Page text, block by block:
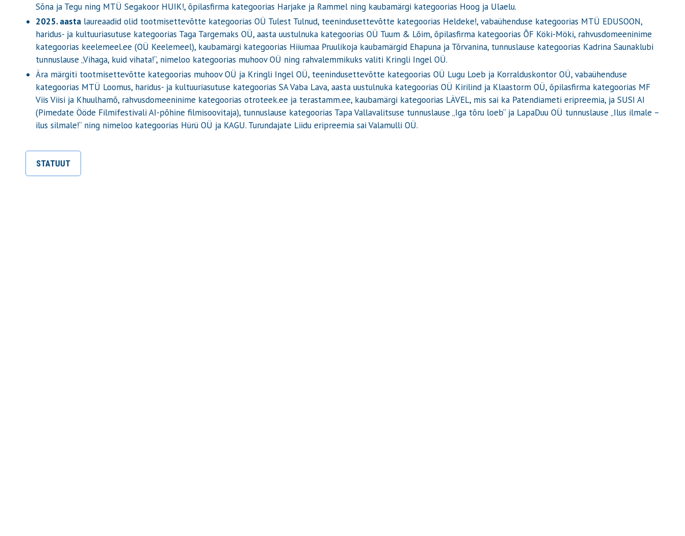
Sõna ja Tegu ning MTÜ Segakoor HUIK!, õpilasfirma kategoorias Harjake ja Rammel ning kaubamärgi kategoorias Hoog ja Ulaelu.
2025. aasta laureaadid olid tootmisettevõtte kategoorias OÜ Tulest Tulnud, teenindusettevõtte kategoorias Heldeke!, vabaühenduse kategoorias MTÜ EDUSOON,
haridus- ja kultuuriasutuse kategoorias Taga Targemaks OÜ, aasta uustulnuka kategoorias OÜ Tuum & Lõim, õpilasfirma kategoorias ÕF Köki-Möki, rahvusdomeeninime
kategoorias keelemeel.ee (OÜ Keelemeel), kaubamärgi kategoorias Hiiumaa Pruulikoja kaubamärgid Ehapuna ja Tõrvanina, tunnuslause kategoorias Kadrina Saunaklubi
tunnuslause „Vihaga, kuid vihata!“, nimeloo kategoorias muhoov OÜ ning rahvalemmikuks valiti Kringli Ingel OÜ.
Ära märgiti tootmisettevõtte kategoorias muhoov OÜ ja Kringli Ingel OÜ, teenindusettevõtte kategoorias OÜ Lugu Loeb ja Korralduskontor OÜ, vabaühenduse
kategoorias MTÜ Loomus, haridus- ja kultuuriasutuse kategoorias SA Vaba Lava, aasta uustulnuka kategoorias OÜ Kirilind ja Klaastorm OÜ, õpilasfirma kategoorias MF
Viis Viisi ja Khuulhamõ, rahvusdomeeninime kategoorias otroteek.ee ja terastamm.ee, kaubamärgi kategoorias LÄVEL, mis sai ka Patendiameti eripreemia, ja SUSI AI
(Pimedate Ööde Filmifestivali AI-põhine filmisoovitaja), tunnuslause kategoorias Tapa Vallavalitsuse tunnuslause „Iga tõru loeb“ ja LapaDuu OÜ tunnuslause „Ilus ilmale –
ilus silmale!“ ning nimeloo kategoorias Hürü OÜ ja KAGU. Turundajate Liidu eripreemia sai Valamulli OÜ.
STATUUT